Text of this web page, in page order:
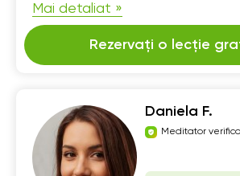
Mai detaliat »
Rezervați o lecție
Daniela F.
Meditator